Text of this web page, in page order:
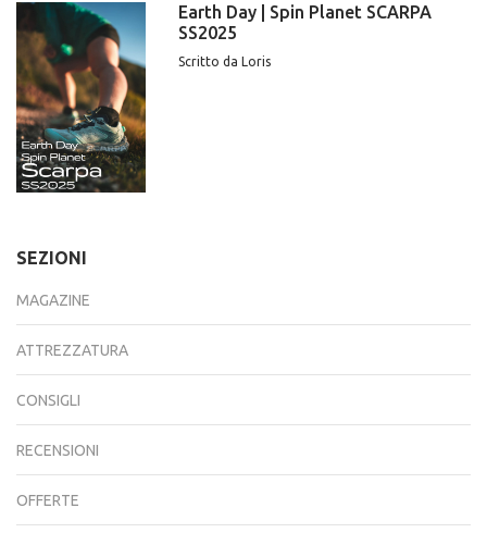
Earth Day | Spin Planet SCARPA
SS2025
Scritto da Loris
SEZIONI
MAGAZINE
ATTREZZATURA
CONSIGLI
RECENSIONI
OFFERTE